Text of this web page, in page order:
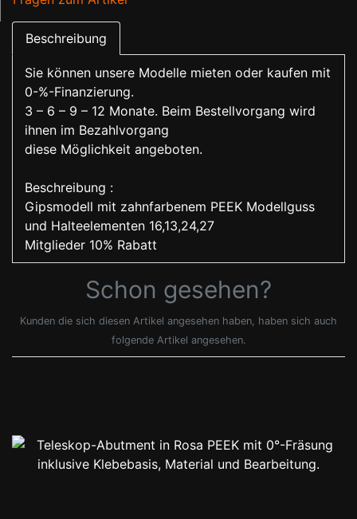
Beschreibung
Sie können unsere Modelle mieten oder kaufen mit
0-%-Finanzierung.
3 – 6 – 9 – 12 Monate. Beim Bestellvorgang wird
ihnen im Bezahlvorgang
diese Möglichkeit angeboten.
Beschreibung :
Gipsmodell mit zahnfarbenem PEEK Modellguss
und Halteelementen 16,13,24,27
Mitglieder 10% Rabatt
Schon gesehen?
Kunden die sich diesen Artikel angesehen haben, haben sich auch
folgende Artikel angesehen.